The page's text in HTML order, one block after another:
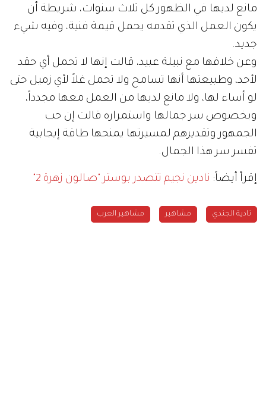
مانع لديها في الظهور كل ثلاث سنوات، شريطة أن
يكون العمل الذي تقدمه يحمل قيمة فنية، وفيه شيء
جديد.
وعن خلافها مع نبيلة عبيد، قالت إنها لا تحمل أي حقد
لأحد، وطبيعتها أنها تسامح ولا تحمل غلاً لأي زميل حتى
لو أساء لها، ولا مانع لديها من العمل معها مجدداً،
وبخصوص سر جمالها واستمراره قالت إن حب
الجمهور وتقديرهم لمسيرتها يمنحها طاقة إيجابية
تفسر سر هذا الجمال.
إقرأ أيضاً: نادين نجيم تتصدر بوستر "صالون زهرة 2"
نادية الجندي مشاهير مشاهير العرب